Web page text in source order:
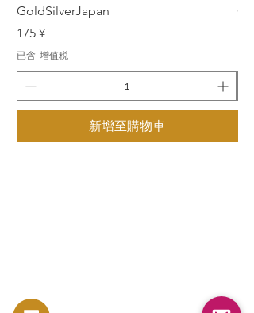
GoldSilverJapan
價格
175 ¥
已含 增值税
新增至購物車